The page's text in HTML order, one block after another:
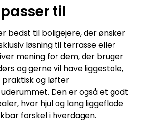
til
bedst til boligejere, der ønsker
løsning til terrasse eller
mening for dem, der bruger
og gerne vil have liggestole,
praktisk og løfter
Den er også et godt
hvor hjul og lang liggeflade
forskel i hverdagen.